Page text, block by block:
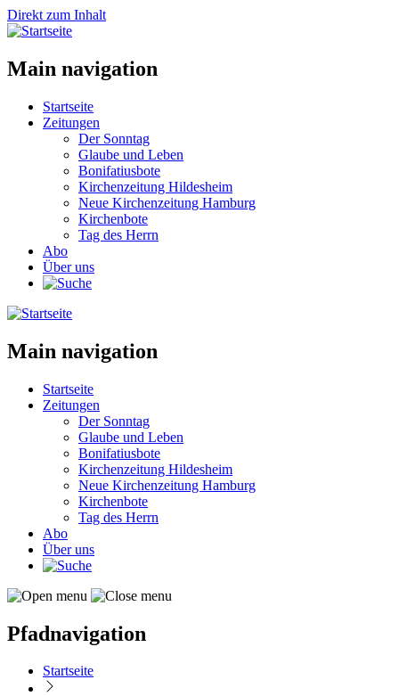
Direkt zum Inhalt
Main navigation
Startseite
Zeitungen
Der Sonntag
Glaube und Leben
Bonifatiusbote
Kirchenzeitung Hildesheim
Neue Kirchenzeitung Hamburg
Kirchenbote
Tag des Herrn
Abo
Über uns
Main navigation
Startseite
Zeitungen
Der Sonntag
Glaube und Leben
Bonifatiusbote
Kirchenzeitung Hildesheim
Neue Kirchenzeitung Hamburg
Kirchenbote
Tag des Herrn
Abo
Über uns
Pfadnavigation
Startseite